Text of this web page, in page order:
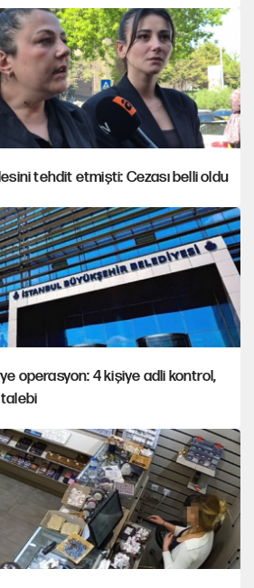
tehdit etmişti: Cezası belli oldu
operasyon: 4 kişiye adli kontrol,